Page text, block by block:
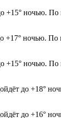
+15° ночью.
+17° ночью.
+15° ночью.
до +18°
до +16°